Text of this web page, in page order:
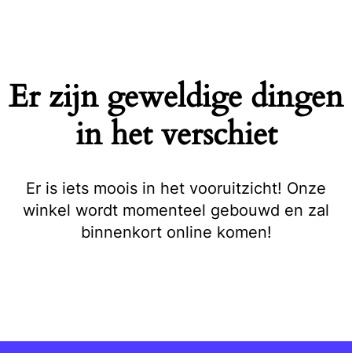
Er zijn geweldige dingen
in het verschiet
Er is iets moois in het vooruitzicht! Onze
winkel wordt momenteel gebouwd en zal
binnenkort online komen!